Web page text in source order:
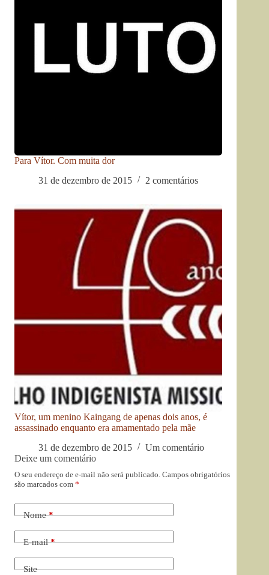
Para Vítor. Com muita dor
31 de dezembro de 2015
2 comentários
Vítor, um menino Kaingang de apenas dois anos, é
assassinado enquanto era amamentado pela mãe
31 de dezembro de 2015
Um comentário
Deixe um comentário
O seu endereço de e-mail não será publicado. Campos obrigatórios
são marcados com *
Nome*
E-mail*
Site